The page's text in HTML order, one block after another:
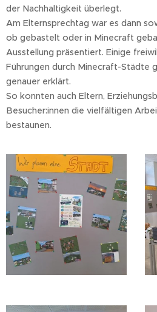
der Nachhaltigkeit überlegt.
Am Elternsprechtag war es dann
ob gebastelt oder in Minecraft
Ausstellung präsentiert. Einige
Führungen durch Minecraft-Städte
genauer erklärt.
So konnten auch Eltern,
Besucher:innen die vielfältigen
bestaunen.